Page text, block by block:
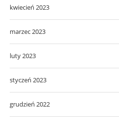
kwiecień 2023
marzec 2023
luty 2023
styczeń 2023
grudzień 2022